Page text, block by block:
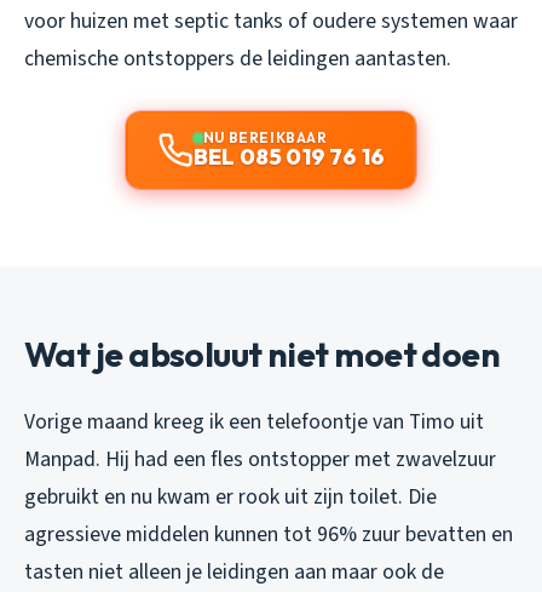
voor huizen met septic tanks of oudere systemen waar
chemische ontstoppers de leidingen aantasten.
NU BEREIKBAAR
BEL 085 019 76 16
Wat je absoluut niet moet doen
Vorige maand kreeg ik een telefoontje van Timo uit
Manpad. Hij had een fles ontstopper met zwavelzuur
gebruikt en nu kwam er rook uit zijn toilet. Die
agressieve middelen kunnen tot 96% zuur bevatten en
tasten niet alleen je leidingen aan maar ook de